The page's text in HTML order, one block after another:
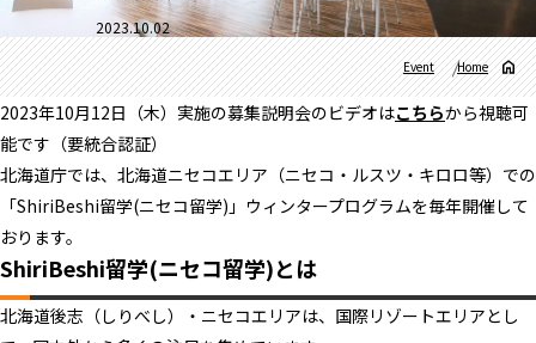
2023.10.02
Home
Event
2023年10月12日（木）実施の募集説明会のビデオはこちらから視聴可
能です（要統合認証）
北海道庁では、北海道ニセコエリア（ニセコ・ルスツ・キロロ等）での
「ShiriBeshi留学(ニセコ留学)」ウィンタープログラムを毎年開催して
おります。
ShiriBeshi留学(ニセコ留学)とは
北海道後志（しりべし）・ニセコエリアは、国際リゾートエリアとし